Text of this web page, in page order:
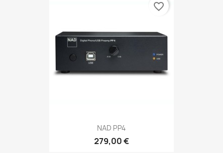
NAD PP4
279,00 €
favorite_border